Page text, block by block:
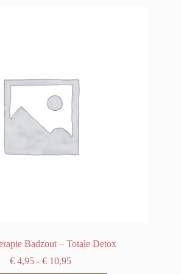
Badzout – Totale Detox
€4,95 - €10,95Prijsklasse:
€ 4,95